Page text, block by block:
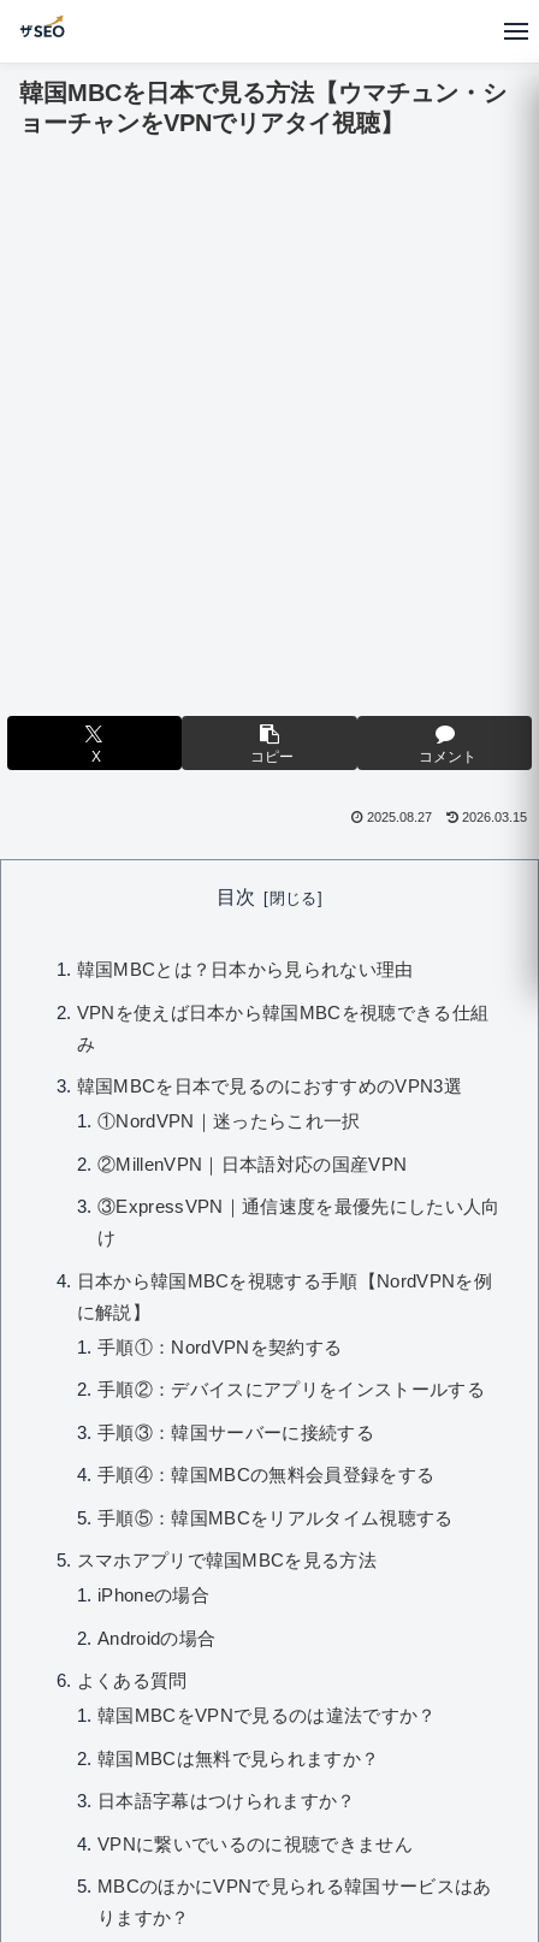
韓国MBCを日本で見る方法【ウマチュン・シ
ョーチャンをVPNでリアタイ視聴】
X コピー コメント
2025.08.27 2026.03.15
目次
韓国MBCとは？日本から見られない理由
VPNを使えば日本から韓国MBCを視聴できる仕組
み
韓国MBCを日本で見るのにおすすめのVPN3選
①NordVPN｜迷ったらこれ一択
②MillenVPN｜日本語対応の国産VPN
③ExpressVPN｜通信速度を最優先にしたい人向
け
日本から韓国MBCを視聴する手順【NordVPNを例
に解説】
手順①：NordVPNを契約する
手順②：デバイスにアプリをインストールする
手順③：韓国サーバーに接続する
手順④：韓国MBCの無料会員登録をする
手順⑤：韓国MBCをリアルタイム視聴する
スマホアプリで韓国MBCを見る方法
iPhoneの場合
Androidの場合
よくある質問
韓国MBCをVPNで見るのは違法ですか？
韓国MBCは無料で見られますか？
日本語字幕はつけられますか？
VPNに繋いでいるのに視聴できません
MBCのほかにVPNで見られる韓国サービスはあ
りますか？